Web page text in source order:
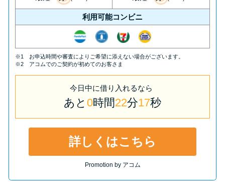
方法はどれ？
年収が低い＆他社借入があると
落ちる？バンクイックの口コミ
を分析
みずほ銀行カードローンの問い
合わせ先とシーン別の問い合わ
せ方法
利用可能コンビニ
※1 お申込時間や審査によりご希望に添えない場合がございます。
※2 アコムでのご契約が初めてのお客さま
今日中に借り入れるなら
あと 0時間22分16秒
詳しくはこちら
Promotion by アコム